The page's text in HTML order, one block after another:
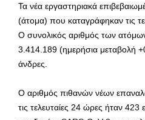
Τα νέα εργαστηριακά
(άτομα) που καταγράφηκαν τις
Ο συνολικός αριθμός των
3.414.189 (ημερήσια μεταβολή
άνδρες.
Ο αριθμός πιθανών νέων
τις τελευταίες 24 ώρες ήταν